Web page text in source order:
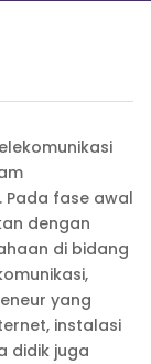
fase awal
dengan
di bidang
yang
instalasi
didik juga